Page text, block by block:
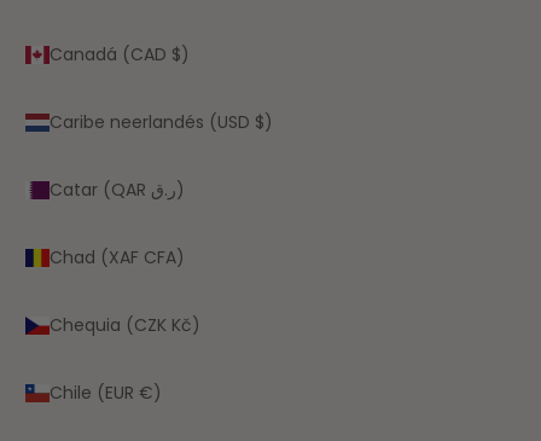
Canadá (CAD $)
Caribe neerlandés (USD $)
Catar (QAR ر.ق)
Chad (XAF CFA)
Chequia (CZK Kč)
Chile (EUR €)